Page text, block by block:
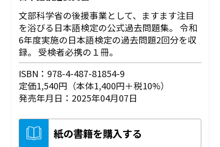
文部科学省の後援事業として、ますます注目
を浴びる日本語検定の公式過去問題集。 令和
6年度実施の日本語検定の過去問題2回分を収
録。 受検者必携の１冊。
ISBN：978-4-487-81854-9
定価1,540円（本体1,400円＋税10%）
発売年月日：2025年04月07日
紙の書籍を購入する